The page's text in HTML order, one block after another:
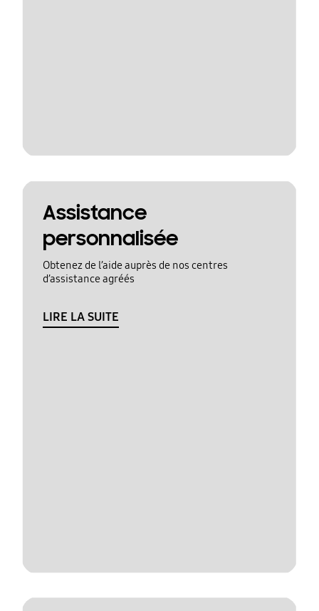
Assistance
personnalisée
Obtenez de l’aide auprès de nos centres
d’assistance agréés
LIRE LA SUITE